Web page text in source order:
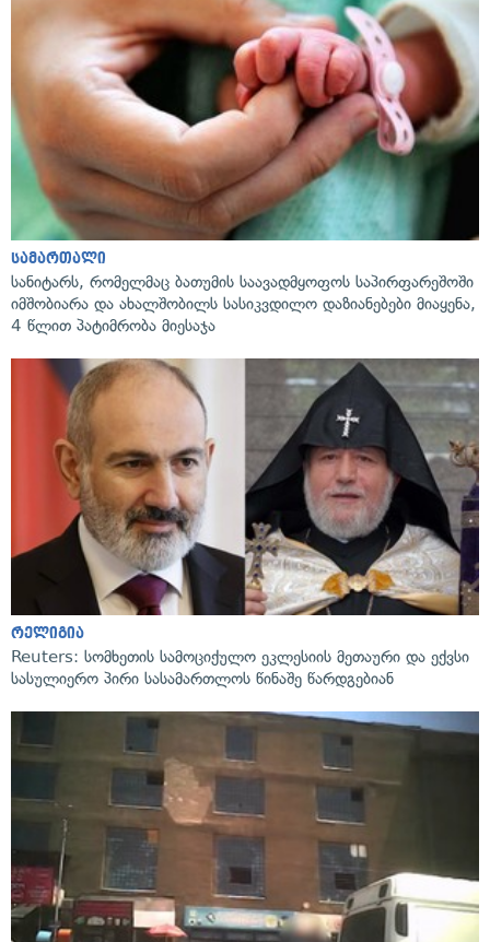
სამართალი
სანიტარს, რომელმაც ბათუმის საავადმყოფოს საპირფარეშოში
იმშობიარა და ახალშობილს სასიკვდილო დაზიანებები მიაყენა,
4 წლით პატიმრობა მიესაჯა
რელიგია
Reuters: სომხეთის სამოციქულო ეკლესიის მეთაური და ექვსი
სასულიერო პირი სასამართლოს წინაშე წარდგებიან